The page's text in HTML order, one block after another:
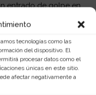
tecnologías como las
del dispositivo. El
procesar datos como el
únicas en este sitio.
afectar negativamente a
entrado de golpe en
en ellas de man...